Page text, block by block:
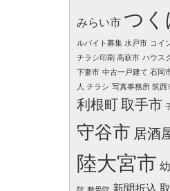
みらい市 つく
ルバイト募集 水戸市 コイ
チラシ印刷 高萩市 ハウス
下妻市 中古一戸建て 石岡
人 チラシ 写真事務所 筑西
利根町取手市
守谷市 居酒
陸大宮市
新聞折込